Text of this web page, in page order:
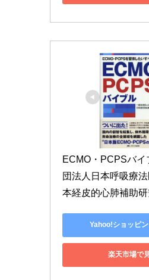
ECMO・PCPSバイ
団法人日本呼吸療
本経皮的心肺補助研
Yahoo!ショッピ
楽天市場で